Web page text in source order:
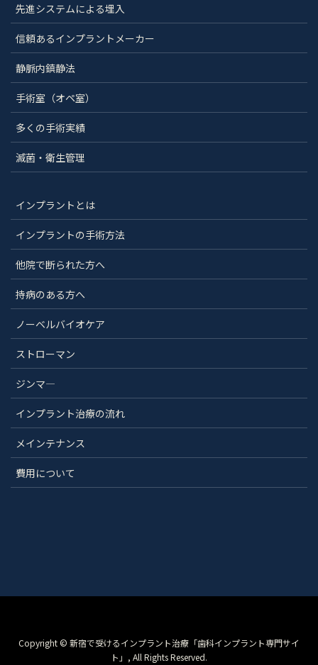
先進システムによる埋入
信頼あるインプラントメーカー
静脈内鎮静法
手術室（オペ室）
多くの手術実績
滅菌・衛生管理
インプラントとは
インプラントの手術方法
他院で断られた方へ
持病のある方へ
ノーベルバイオケア
ストローマン
ジンマ―
インプラント治療の流れ
メインテナンス
費用について
Copyright © 新宿で受けるインプラント治療「歯科インプラント専門サイ
ト」, All Rights Reserved.